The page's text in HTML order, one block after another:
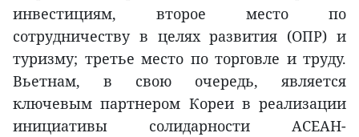
инвестициям, второе место по
сотрудничеству в целях развития (ОПР) и
туризму; третье место по торговле и труду.
Вьетнам, в свою очередь, является
ключевым партнером Кореи в реализации
инициативы солидарности АСЕАН-